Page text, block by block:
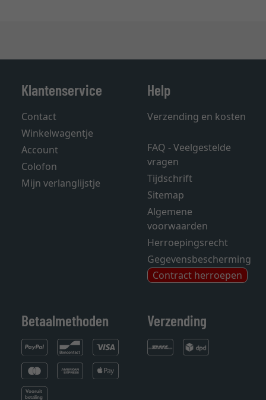
Klantenservice
Contact
Winkelwagentje
Account
Colofon
Mijn verlanglijstje
Help
Verzending en kosten
FAQ - Veelgestelde
vragen
Tijdschrift
Sitemap
Algemene
voorwaarden
Herroepingsrecht
Gegevensbescherming
Contract herroepen
Betaalmethoden Verzending